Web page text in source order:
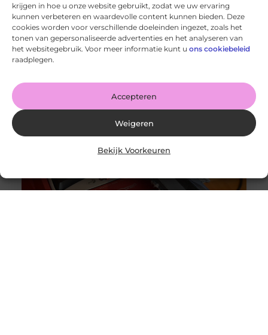
krijgen in hoe u onze website gebruikt, zodat we uw ervaring
kunnen verbeteren en waardevolle content kunnen bieden. Deze
cookies worden voor verschillende doeleinden ingezet, zoals het
tonen van gepersonaliseerde advertenties en het analyseren van
het websitegebruik. Voor meer informatie kunt u ons cookiebeleid
raadplegen.
Accepteren
Weigeren
Bekijk Voorkeuren
Wanneer schakel je een glaszetter in en wat kun je van
hem verwachten?
Goed artikel? Deel hem dan op: Share on X (Twitter)